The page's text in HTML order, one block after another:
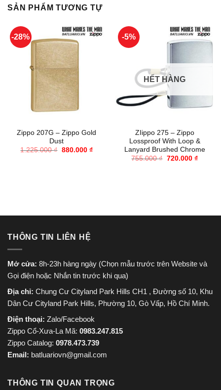
SẢN PHẨM TƯƠNG TỰ
-28%
Zippo 207G – Zippo Gold
Dust
1.225.000₫ Giá
880.000 ₫Giá
-5%
HẾT HÀNG
ZIippo 275 – Zippo
Lossproof With Loop &
Lanyard Brushed Chrome
755.000₫ Giá
720.000 ₫Giá
THÔNG TIN LIÊN HỆ
Mở cửa: 8h-23h hàng ngày (Chọn mẫu trước trên Website và
Gọi điện hoặc Nhắn tin trước khi qua)
Địa chỉ: Chung Cư Cityland Park Hills CH1 , Đường số 10, Khu
Dân Cư Cityland Park Hills, Phường 10, Gò Vấp, Hồ Chí Minh.
Điện thoại: Zalo/Facebook
Zippo Cổ-Xưa-La Mã: 0983.247.815
Zippo Catalog: 0978.473.739
Email: batluariovn@gmail.com
THÔNG TIN QUAN TRỌNG